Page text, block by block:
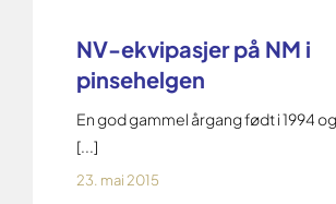
NV-ekvipasjer på NM i
pinsehelgen
En god gammel årgang født i 1994
[...]
23. mai 2015